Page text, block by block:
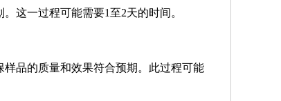
这一过程可能需要1至2天的时间。
品的质量和效果符合预期。此过程可能